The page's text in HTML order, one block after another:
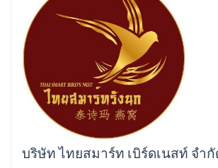
บริษัท ไทยสมาร์ท เบิร์ดเนสท์ จำกั